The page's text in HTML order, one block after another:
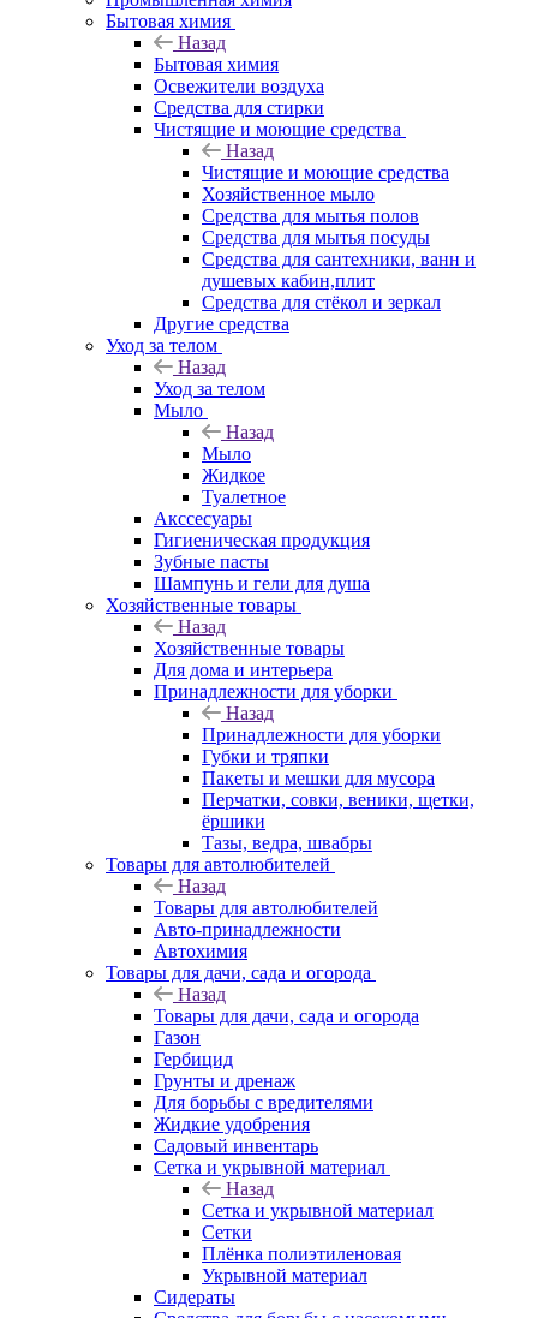
Бытовая химия
Назад
Бытовая химия
Освежители воздуха
Средства для стирки
Чистящие и моющие средства
Назад
Чистящие и моющие средства
Хозяйственное мыло
Средства для мытья полов
Средства для мытья посуды
Средства для сантехники, ванн и
душевых кабин,плит
Средства для стёкол и зеркал
Другие средства
Уход за телом
Назад
Уход за телом
Мыло
Назад
Мыло
Жидкое
Туалетное
Акссесуары
Гигиеническая продукция
Зубные пасты
Шампунь и гели для душа
Хозяйственные товары
Назад
Хозяйственные товары
Для дома и интерьера
Принадлежности для уборки
Назад
Принадлежности для уборки
Губки и тряпки
Пакеты и мешки для мусора
Перчатки, совки, веники, щетки,
ёршики
Тазы, ведра, швабры
Товары для автолюбителей
Назад
Товары для автолюбителей
Авто-принадлежности
Автохимия
Товары для дачи, сада и огорода
Назад
Товары для дачи, сада и огорода
Газон
Гербицид
Грунты и дренаж
Для борьбы с вредителями
Жидкие удобрения
Садовый инвентарь
Сетка и укрывной материал
Назад
Сетка и укрывной материал
Сетки
Плёнка полиэтиленовая
Укрывной материал
Сидераты